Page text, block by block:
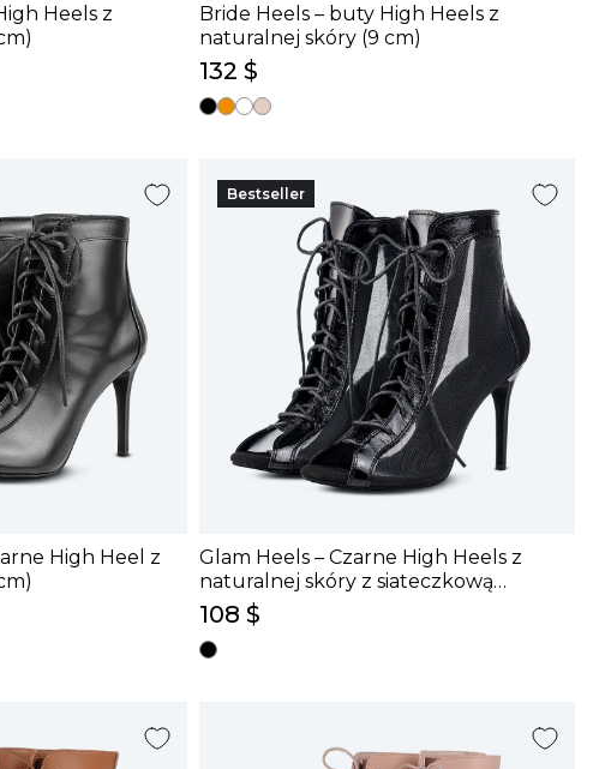
Heels z
Bride Heels – buty High Heels z
naturalnej skóry (9 cm)
132 $
High Heel z
Bestseller
Glam Heels – Czarne High Heels z
naturalnej skóry z siateczkową
wstawką (9 cm)
108 $